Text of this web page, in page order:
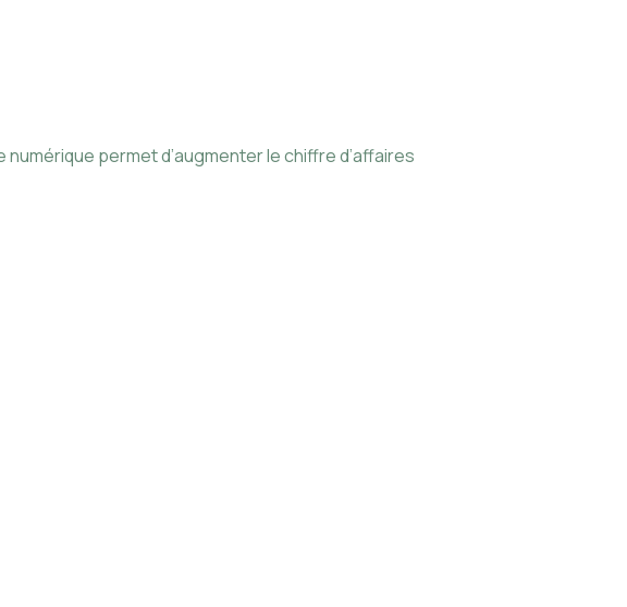
numérique permet d’augmenter le chiffre d’affaires